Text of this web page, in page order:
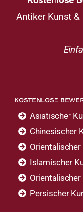
Antiker Kunst
KOSTENLOSE
Asiatischer
Chinesischer
Orientalischer
Islamischer
Orientalischer
Persischer